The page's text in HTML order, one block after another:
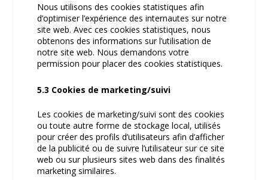
Nous utilisons des cookies statistiques afin
d’optimiser l’expérience des internautes sur notre
site web. Avec ces cookies statistiques, nous
obtenons des informations sur l’utilisation de
notre site web. Nous demandons votre
permission pour placer des cookies statistiques.
5.3 Cookies de marketing/suivi
Les cookies de marketing/suivi sont des cookies
ou toute autre forme de stockage local, utilisés
pour créer des profils d’utilisateurs afin d’afficher
de la publicité ou de suivre l’utilisateur sur ce site
web ou sur plusieurs sites web dans des finalités
marketing similaires.